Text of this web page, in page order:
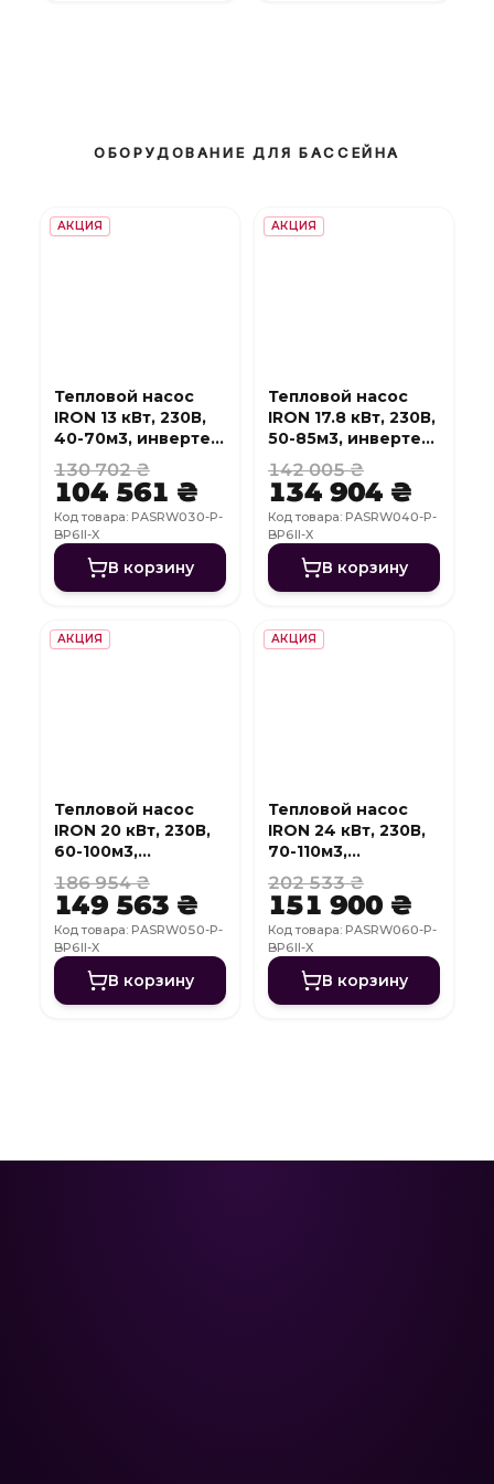
ОБОРУДОВАНИЕ ДЛЯ БАССЕЙНА
АКЦИЯ
Тепловой насос
IRON 13 кВт, 230В,
40-70м3, инвертер,
с охлаждением,
WI-FI
130 702 ₴
104 561 ₴
Код товара: PASRW030-P-
BP6II-X
В корзину
АКЦИЯ
Тепловой насос
IRON 17.8 кВт, 230В,
50-85м3, инвертер,
с охлаждением,
WI-FI
142 005 ₴
134 904 ₴
Код товара: PASRW040-P-
BP6II-X
В корзину
АКЦИЯ
Тепловой насос
IRON 20 кВт, 230В,
60-100м3,
инвертер, с
охлаждением, WI-
FI
186 954 ₴
149 563 ₴
Код товара: PASRW050-P-
BP6II-X
В корзину
АКЦИЯ
Тепловой насос
IRON 24 кВт, 230В,
70-110м3,
инвертер, с
охлаждением, WI-
FI
202 533 ₴
151 900 ₴
Код товара: PASRW060-P-
BP6II-X
В корзину